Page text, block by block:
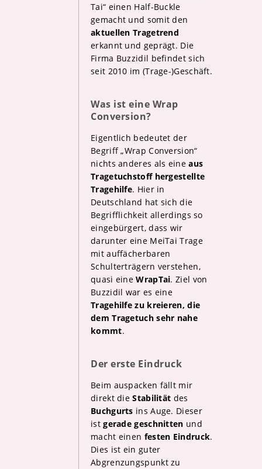
Tai“ einen Half-Buckle
gemacht und somit den
aktuellen Tragetrend
erkannt und geprägt. Die
Firma Buzzidil befindet sich
seit 2010 im (Trage-)Geschäft.
Was ist eine Wrap
Conversion?
Eigentlich bedeutet der
Begriff „Wrap Conversion“
nichts anderes als eineaus
Tragetuchstoff hergestellte
Tragehilfe. Hier in
Deutschland hat sich die
Begrifflichkeit allerdings so
eingebürgert, dass wir
darunter eine MeiTai Trage
mit auffächerbaren
Schulterträgern verstehen,
quasi eineWrapTai. Ziel von
Buzzidil war es eine
Tragehilfe zu kreieren, die
dem Tragetuch sehr nahe
kommt.
Der erste Eindruck
Beim auspacken fällt mir
direkt dieStabilität des
Buchgurts ins Auge. Dieser
istgerade geschnitten und
macht einen festen Eindruck.
Dies ist ein guter
Abgrenzungspunkt zu